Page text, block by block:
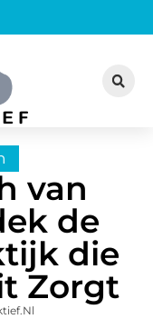
van
de
die
Zorgt